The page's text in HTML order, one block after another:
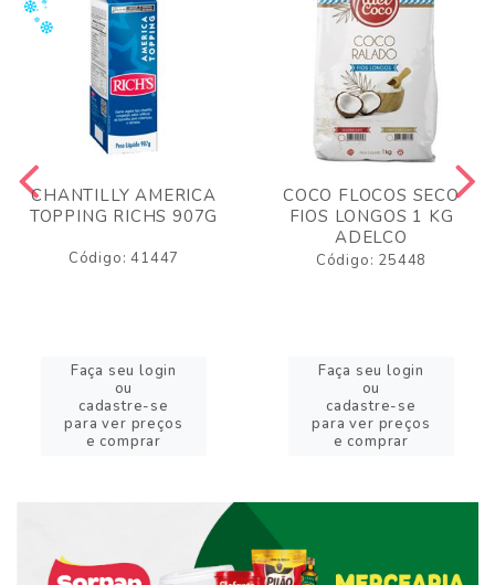
CHANTILLY AMERICA
TOPPING RICHS 907G
Código: 41447
Faça seu login
ou
cadastre-se
para ver preços
e comprar
COCO FLOCOS SECO
FIOS LONGOS 1 KG
ADELCO
Código: 25448
Faça seu login
ou
cadastre-se
para ver preços
e comprar